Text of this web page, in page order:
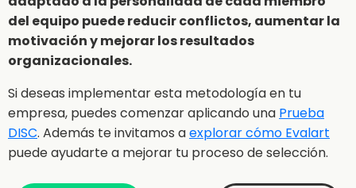
del equipo puede reducir conflictos, aumentar la
motivación y mejorar los resultados
organizacionales.
Si deseas implementar esta metodología en tu
empresa, puedes comenzar aplicando una Prueba
DISC. Además te invitamos aexplorar cómo Evalart
puede ayudarte a mejorar tu proceso de selección.